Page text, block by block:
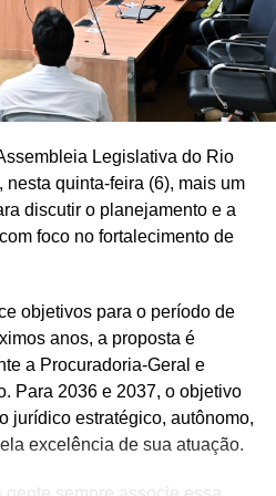
trabalham, defendendo que
caminhem juntas.
os parlamentares lembraram
é resultado da cobrança
que permanecem para a
deputados Hermano Morais
José Dias (PL) e Cristiane
Legislativa do Rio
quinta-feira (6), mais um
discutir o planejamento e a
foco no fortalecimento de
objetivos para o período de
anos, a proposta é
a Procuradoria-Geral e
Para 2036 e 2037, o objetivo
jurídico estratégico, autônomo,
excelência de sua atuação.